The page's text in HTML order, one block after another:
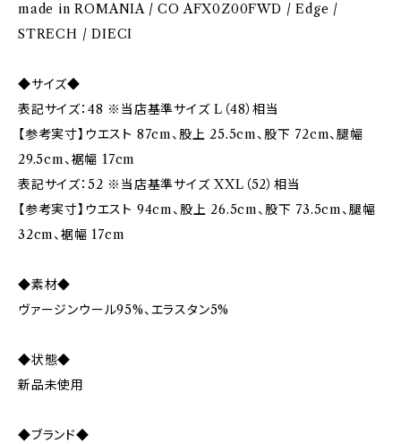
made in ROMANIA / CO AFX0Z00FWD / Edge /
STRECH / DIECI
◆サイズ◆
表記サイズ：48 ※当店基準サイズ L（48）相当
【参考実寸】ウエスト 87cm、股上 25.5cm、股下 72cm、腿幅
29.5cm、裾幅 17cm
表記サイズ：52 ※当店基準サイズ XXL（52）相当
【参考実寸】ウエスト 94cm、股上 26.5cm、股下 73.5cm、腿幅
32cm、裾幅 17cm
◆素材◆
ヴァージンウール95%、エラスタン5%
◆状態◆
新品未使用
◆ブランド◆